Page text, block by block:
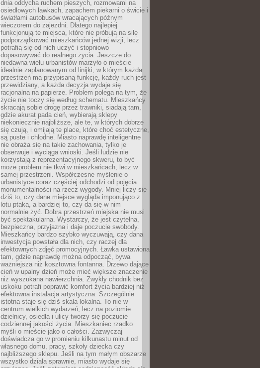
dnia oddycha ruchem pieszych, rozmowami na
osiedlowych ławkach, zapachem piekarni o świcie i
światłami autobusów wracających późnym
wieczorem do zajezdni. Dlatego najlepiej
funkcjonują te miejsca, które nie próbują na siłę
podporządkować mieszkańców jednej wizji, lecz
potrafią się od nich uczyć i stopniowo
dopasowywać do realnego życia. Jeszcze do
niedawna wielu urbanistów marzyło o mieście
idealnie zaplanowanym od linijki, w którym każda
przestrzeń ma przypisaną funkcję, każdy ruch jest
przewidziany, a każda decyzja wydaje się
racjonalna na papierze. Problem polega na tym, że
życie nie toczy się według schematu. Mieszkańcy
skracają sobie drogę przez trawniki, siadają tam,
gdzie akurat pada cień, wybierają sklepy
niekoniecznie najbliższe, ale te, w których dobrze
się czują, i omijają te place, które choć estetyczne,
są puste i chłodne. Miasto naprawdę inteligentne
nie obraża się na takie zachowania, tylko je
obserwuje i wyciąga wnioski. Jeśli ludzie nie
korzystają z reprezentacyjnego skweru, to być
może problem nie tkwi w mieszkańcach, lecz w
samej przestrzeni. Współczesne myślenie o
urbanistyce coraz częściej odchodzi od pojęcia
monumentalności na rzecz wygody. Mniej liczy się
dziś to, czy dane miejsce wygląda imponująco z
lotu ptaka, a bardziej to, czy da się w nim
normalnie żyć. Dobra przestrzeń miejska nie musi
być spektakularna. Wystarczy, że jest czytelna,
bezpieczna, przyjazna i daje poczucie swobody.
Mieszkańcy bardzo szybko wyczuwają, czy dana
inwestycja powstała dla nich, czy raczej dla
efektownych zdjęć promocyjnych. Ławka ustawiona
tam, gdzie naprawdę można odpocząć, bywa
ważniejsza niż kosztowna fontanna. Drzewo dające
cień w upalny dzień może mieć większe znaczenie
niż wyszukana nawierzchnia. Zwykły chodnik bez
uskoku potrafi poprawić komfort życia bardziej niż
efektowna instalacja artystyczna. Szczególnie
istotna staje się dziś skala lokalna. To nie w
centrum wielkich wydarzeń, lecz na poziomie
dzielnicy, osiedla i ulicy tworzy się poczucie
codziennej jakości życia. Mieszkaniec rzadko
myśli o mieście jako o całości. Zazwyczaj
doświadcza go w promieniu kilkunastu minut od
własnego domu, pracy, szkoły dziecka czy
najbliższego sklepu. Jeśli na tym małym obszarze
wszystko działa sprawnie, miasto wydaje się